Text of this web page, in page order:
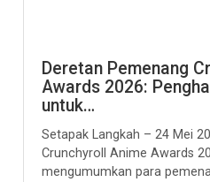
Deretan Pemenang
Awards 2026:
untuk…
Setapak Langkah – 24 Mei
Crunchyroll Anime Awards
mengumumkan para